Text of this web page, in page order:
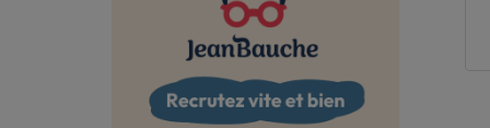
Charente
Charente-Maritime